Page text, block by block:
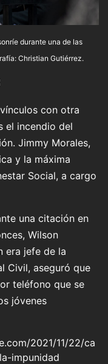
durante una de las
Christian Gutiérrez.
con otra
el incendio del
Jimmy Morales,
y la máxima
Social, a cargo
una citación en
Wilson
era jefe de la
Civil, aseguró que
teléfono que se
jóvenes
2021/11/22/ca
impunidad